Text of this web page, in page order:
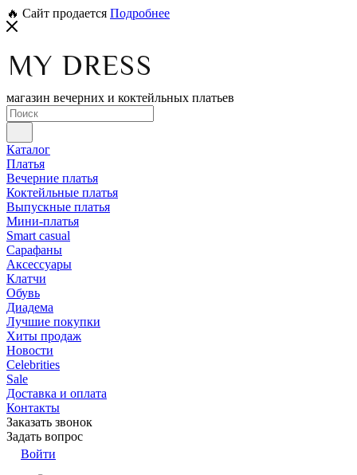
🔥 Сайт продается Подробнее
магазин вечерних и коктейльных платьев
Каталог
Платья
Вечерние платья
Коктейльные платья
Выпускные платья
Мини-платья
Smart casual
Сарафаны
Аксессуары
Клатчи
Обувь
Диадема
Лучшие покупки
Хиты продаж
Новости
Celebrities
Sale
Доставка и оплата
Контакты
Заказать звонок
Задать вопрос
Войти